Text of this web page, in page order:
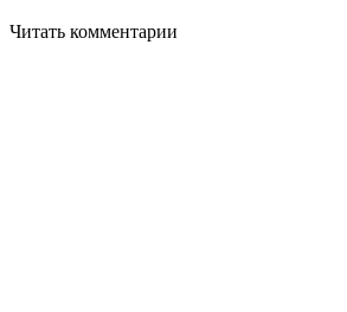
Читать комментарии